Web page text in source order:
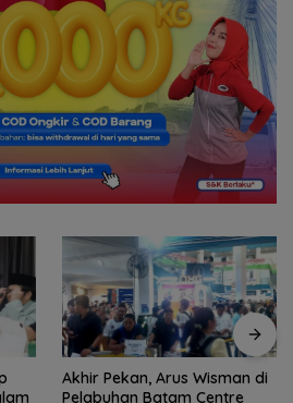
Akhir Pekan, Arus Wisman di
Pelabuhan Batam Centre